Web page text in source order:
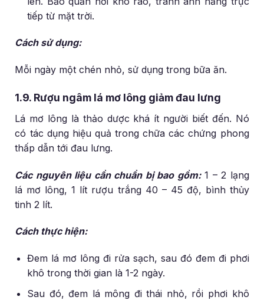
tiếp từ mặt trời.
Cách sử dụng:
Mỗi ngày một chén nhỏ, sử dụng trong bữa ăn.
1.9. Rượu ngâm lá mơ lông giảm đau lưng
Lá mơ lông là thảo dược khá ít người biết đến. Nó
có tác dụng hiệu quả trong chữa các chứng phong
thấp dẫn tới đau lưng.
Các nguyên liệu cần chuẩn bị bao gồm:1 – 2 lạng
lá mơ lông, 1 lít rượu trắng 40 – 45 độ, bình thủy
tinh 2 lít.
Cách thực hiện:
Đem lá mơ lông đi rửa sạch, sau đó đem đi phơi
khô trong thời gian là 1-2 ngày.
Sau đó, đem lá mông đi thái nhỏ, rồi phơi khô